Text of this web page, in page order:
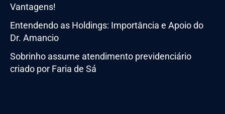
Vantagens!
Entendendo as Holdings: Importância e Apoio do
Dr. Amancio
Sobrinho assume atendimento previdenciário
criado por Faria de Sá